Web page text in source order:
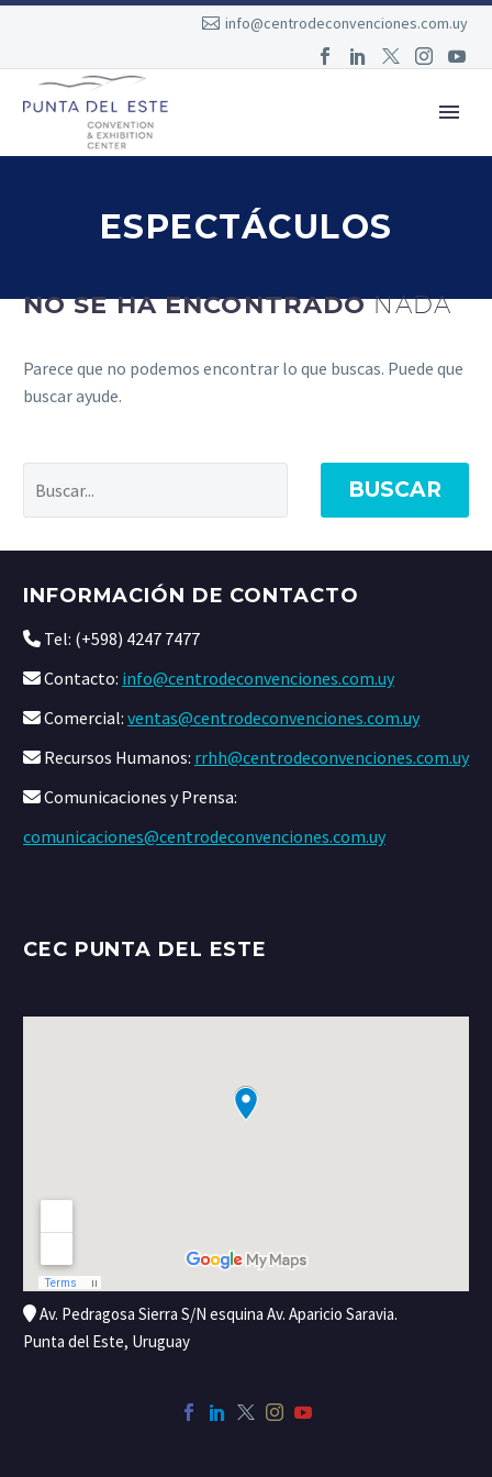
info@centrodeconvenciones.com.uy
ESPECTÁCULOS
NO SE HA ENCONTRADONADA
Parece que no podemos encontrar lo que buscas. Puede que
buscar ayude.
BUSCAR
INFORMACIÓN DE CONTACTO
Tel: (+598) 4247 7477
Contacto: info@centrodeconvenciones.com.uy
Comercial: ventas@centrodeconvenciones.com.uy
Recursos Humanos: rrhh@centrodeconvenciones.com.uy
Comunicaciones y Prensa:
comunicaciones@centrodeconvenciones.com.uy
CEC PUNTA DEL ESTE
Av. Pedragosa Sierra S/N esquina Av. Aparicio Saravia.
Punta del Este, Uruguay